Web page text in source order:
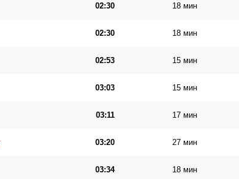
02:30 18 мин
02:30 18 мин
02:53 15 мин
03:03 15 мин
03:11 17 мин
03:20 27 мин
03:34 18 мин